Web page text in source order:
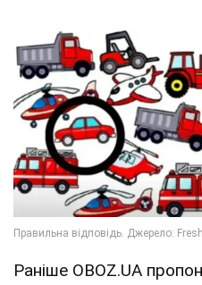
Раніше OBOZ.UA